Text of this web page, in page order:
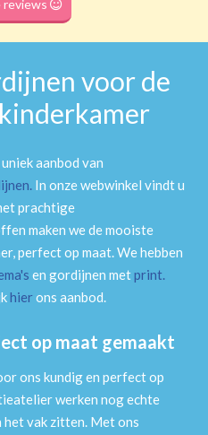
reviews
voor de
aanbod van
. In onze webwinkel vindt u
prachtige
maken we de mooiste
perfect op maat. We hebben
en gordijnen metprint.
hierons aanbod.
op maat gemaakt
ons kundig en perfect op
werken nog echte
het vak zitten. Met ons